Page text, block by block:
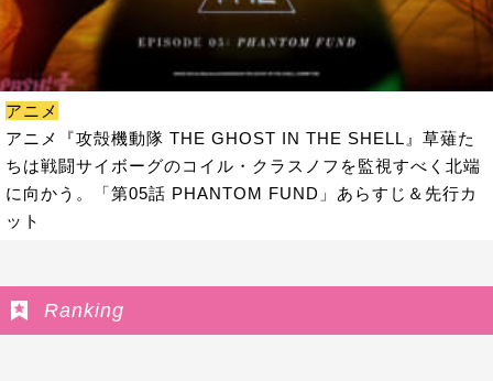
アニメ
アニメ『攻殻機動隊 THE GHOST IN THE SHELL』草薙た
ちは戦闘サイボーグのコイル・クラスノフを監視すべく北端
に向かう。「第05話 PHANTOM FUND」あらすじ＆先行カ
ット
Ranking